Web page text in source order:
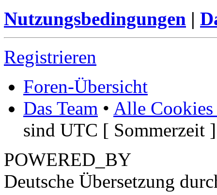
Nutzungsbedingungen |
Registrieren
Foren-Übersicht
Das Team • Alle Cookies
sind UTC [ Sommerzeit ]
POWERED_BY
Deutsche Übersetzung